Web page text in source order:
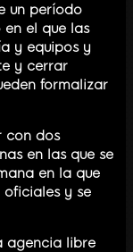
un período
el que las
y equipos y
y cerrar
formalizar
con dos
en las que se
en la que
y se
agencia libre